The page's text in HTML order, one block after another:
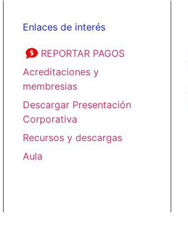
Enlaces de interés
REPORTAR PAGOS
Acreditaciones y
membresias
Descargar Presentación
Corporativa
Recursos y descargas
Aula